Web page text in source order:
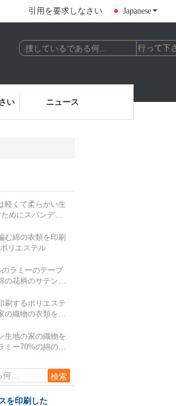
引用を要求しなさい Japanese
い ニュース
軽くて柔らかい生
めにスパンデッ
む綿の衣類を印刷
リエステル
ラミーのテーブ
の花柄のサテンの
刷するポリエステ
の織物の衣類を混
生地の家の織物を
ミー70%の綿の熱
を印刷した